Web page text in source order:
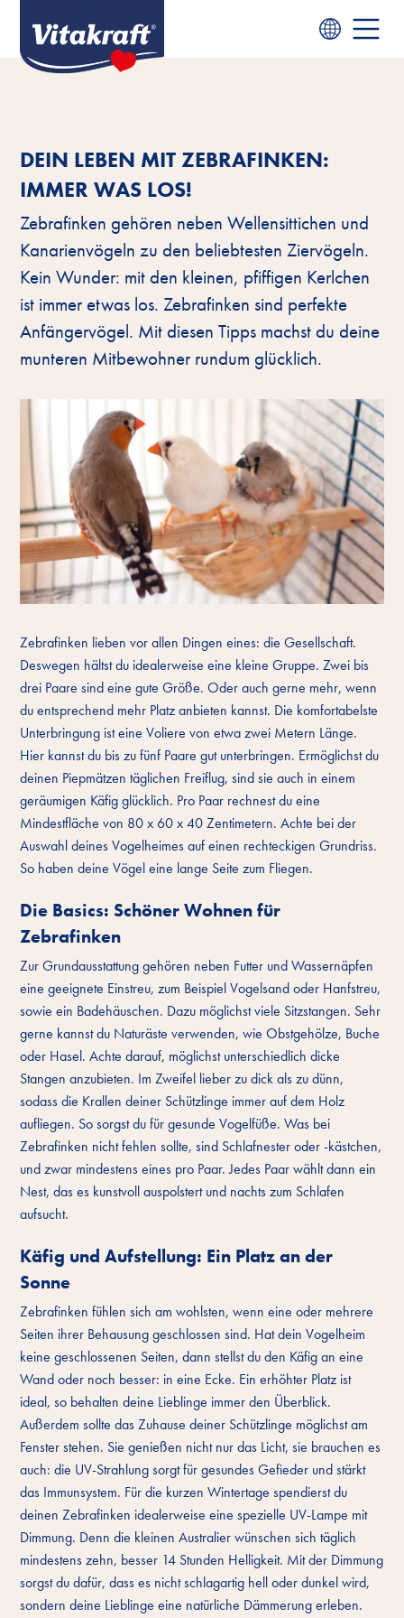
DEIN LEBEN MIT ZEBRAFINKEN:
IMMER WAS LOS!
Zebrafinken gehören neben Wellensittichen und
Kanarienvögeln zu den beliebtesten Ziervögeln.
Kein Wunder: mit den kleinen, pfiffigen Kerlchen
ist immer etwas los. Zebrafinken sind perfekte
Anfängervögel. Mit diesen Tipps machst du deine
munteren Mitbewohner rundum glücklich.
Zebrafinken lieben vor allen Dingen eines: die Gesellschaft.
Deswegen hältst du idealerweise eine kleine Gruppe. Zwei bis
drei Paare sind eine gute Größe. Oder auch gerne mehr, wenn
du entsprechend mehr Platz anbieten kannst. Die komfortabelste
Unterbringung ist eine Voliere von etwa zwei Metern Länge.
Hier kannst du bis zu fünf Paare gut unterbringen. Ermöglichst du
deinen Piepmätzen täglichen Freiflug, sind sie auch in einem
geräumigen Käfig glücklich. Pro Paar rechnest du eine
Mindestfläche von 80 x 60 x 40 Zentimetern. Achte bei der
Auswahl deines Vogelheimes auf einen rechteckigen Grundriss.
So haben deine Vögel eine lange Seite zum Fliegen.
Die Basics: Schöner Wohnen für
Zebrafinken
Zur Grundausstattung gehören neben Futter und Wassernäpfen
eine geeignete Einstreu, zum Beispiel Vogelsand oder Hanfstreu,
sowie ein Badehäuschen. Dazu möglichst viele Sitzstangen. Sehr
gerne kannst du Naturäste verwenden, wie Obstgehölze, Buche
oder Hasel. Achte darauf, möglichst unterschiedlich dicke
Stangen anzubieten. Im Zweifel lieber zu dick als zu dünn,
sodass die Krallen deiner Schützlinge immer auf dem Holz
aufliegen. So sorgst du für gesunde Vogelfüße. Was bei
Zebrafinken nicht fehlen sollte, sind Schlafnester oder -kästchen,
und zwar mindestens eines pro Paar. Jedes Paar wählt dann ein
Nest, das es kunstvoll auspolstert und nachts zum Schlafen
aufsucht.
Käfig und Aufstellung: Ein Platz an der
Sonne
Zebrafinken fühlen sich am wohlsten, wenn eine oder mehrere
Seiten ihrer Behausung geschlossen sind. Hat dein Vogelheim
keine geschlossenen Seiten, dann stellst du den Käfig an eine
Wand oder noch besser: in eine Ecke. Ein erhöhter Platz ist
ideal, so behalten deine Lieblinge immer den Überblick.
Außerdem sollte das Zuhause deiner Schützlinge möglichst am
Fenster stehen. Sie genießen nicht nur das Licht, sie brauchen es
auch: die UV-Strahlung sorgt für gesundes Gefieder und stärkt
das Immunsystem. Für die kurzen Wintertage spendierst du
deinen Zebrafinken idealerweise eine spezielle UV-Lampe mit
Dimmung. Denn die kleinen Australier wünschen sich täglich
mindestens zehn, besser 14 Stunden Helligkeit. Mit der Dimmung
sorgst du dafür, dass es nicht schlagartig hell oder dunkel wird,
sondern deine Lieblinge eine natürliche Dämmerung erleben.